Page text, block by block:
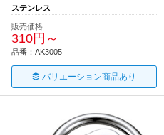
ステンレス
販売価格
310円～
品番：AK3005
バリエーション商品あり